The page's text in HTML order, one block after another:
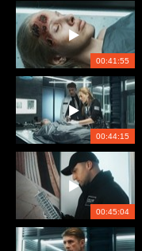
00:41:55
00:44:15
00:45:04